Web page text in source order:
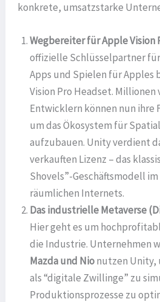
konkrete, umsatzstarke
Wegbereiter für Apple Vision
offizielle Schlüsselpartner
Apps und Spielen für Apples
Vision Pro Headset. Millionen
Entwicklern können nun ihre
um das Ökosystem für
aufzubauen. Unity verdient
verkauften Lizenz – das
Shovels”-Geschäftsmodell
räumlichen Internets.
Das industrielle Metaverse
Hier geht es um
die Industrie. Unternehmen
Mazda und Nionutzen Unity,
als “digitale Zwillinge” zu
Produktionsprozesse zu